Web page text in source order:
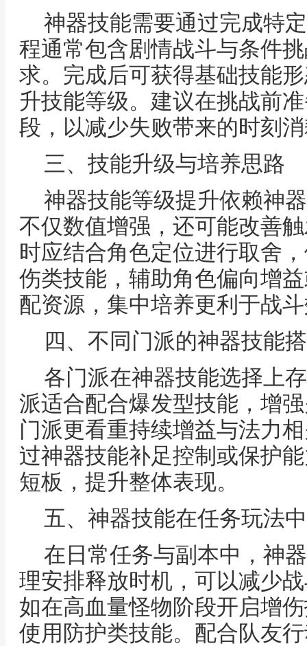
神器技能需要通过完成特
程通常包含剧情战斗与条件
求。完成后可获得基础技能
升技能等级。建议在挑战前
段，以减少失败带来的时刻
三、技能升级与培养思路
神器技能等级提升依赖神
不仅数值增强，还可能改善
时应结合角色定位进行取舍
伤类技能，辅助角色偏向增
配资源，集中培养更利于战
四、不同门派的神器技能
各门派在神器技能选择上
派适合配合爆发型技能，增
门派更看重持续增益与法力
过神器技能补足控制或保护
短板，提升整体表现。
五、神器技能在任务玩法
在日常任务与副本中，神
理安排释放时机，可以减少
如在高血量怪物阶段开启增
使用防护类技能。配合队友